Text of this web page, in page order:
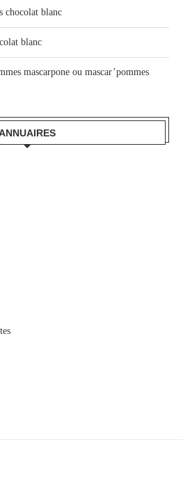
chocolat blanc
blanc
mascarpone ou mascar’pommes